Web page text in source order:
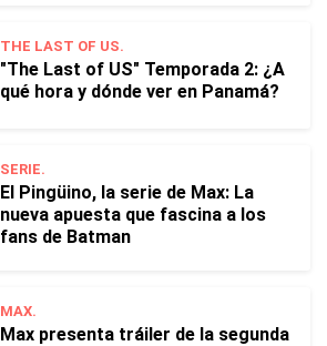
THE LAST OF US.
"The Last of US" Temporada 2: ¿A
qué hora y dónde ver en Panamá?
SERIE.
El Pingüino, la serie de Max: La
nueva apuesta que fascina a los
fans de Batman
MAX.
Max presenta tráiler de la segunda